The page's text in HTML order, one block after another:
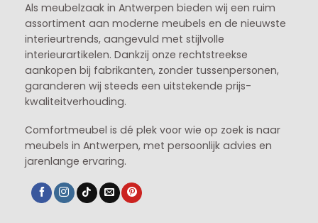
Als meubelzaak in Antwerpen bieden wij een ruim
assortiment aan moderne meubels en de nieuwste
interieurtrends, aangevuld met stijlvolle
interieurartikelen. Dankzij onze rechtstreekse
aankopen bij fabrikanten, zonder tussenpersonen,
garanderen wij steeds een uitstekende prijs-
kwaliteitverhouding.
Comfortmeubel is dé plek voor wie op zoek is naar
meubels in Antwerpen, met persoonlijk advies en
jarenlange ervaring.